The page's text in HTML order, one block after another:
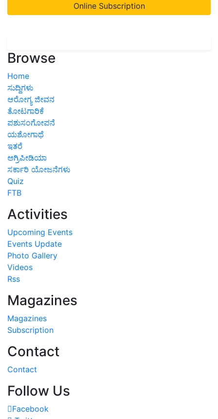
Home
ಸುದ್ದಿಗಳು
ಆರೋಗ್ಯ ಜೀವನ
ತೋಟಗಾರಿಕೆ
ಪಶುಸಂಗೋಪನೆ
ಯಶೋಗಾಥೆ
ಇತರೆ
ಅಗ್ರಿಪೀಡಿಯಾ
ಸರ್ಕಾರಿ ಯೋಜನೆಗಳು
Quiz
FTB
Upcoming Events
Events Update
Photo Gallery
Videos
Rss
Magazines
Subscription
Contact
Contact
Facebook
Twitter